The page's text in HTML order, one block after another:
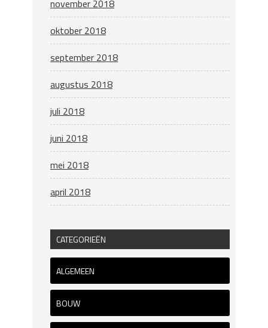
november 2018
oktober 2018
september 2018
augustus 2018
juli 2018
juni 2018
mei 2018
april 2018
CATEGORIEËN
ALGEMEEN
BOUW